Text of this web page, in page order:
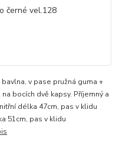
v pase pružná guma +
bocích dvě kapsy. Příjemný a
délka 47cm, pas v klidu
51cm, pas v klidu